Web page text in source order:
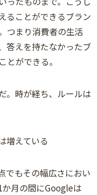
ることができるブラン
つまり消費者の生活
答えを持たなかったブ
とができる。
。時が経ち、ルールは
増えている
でもその幅広さにおい
月の間にGoogleは